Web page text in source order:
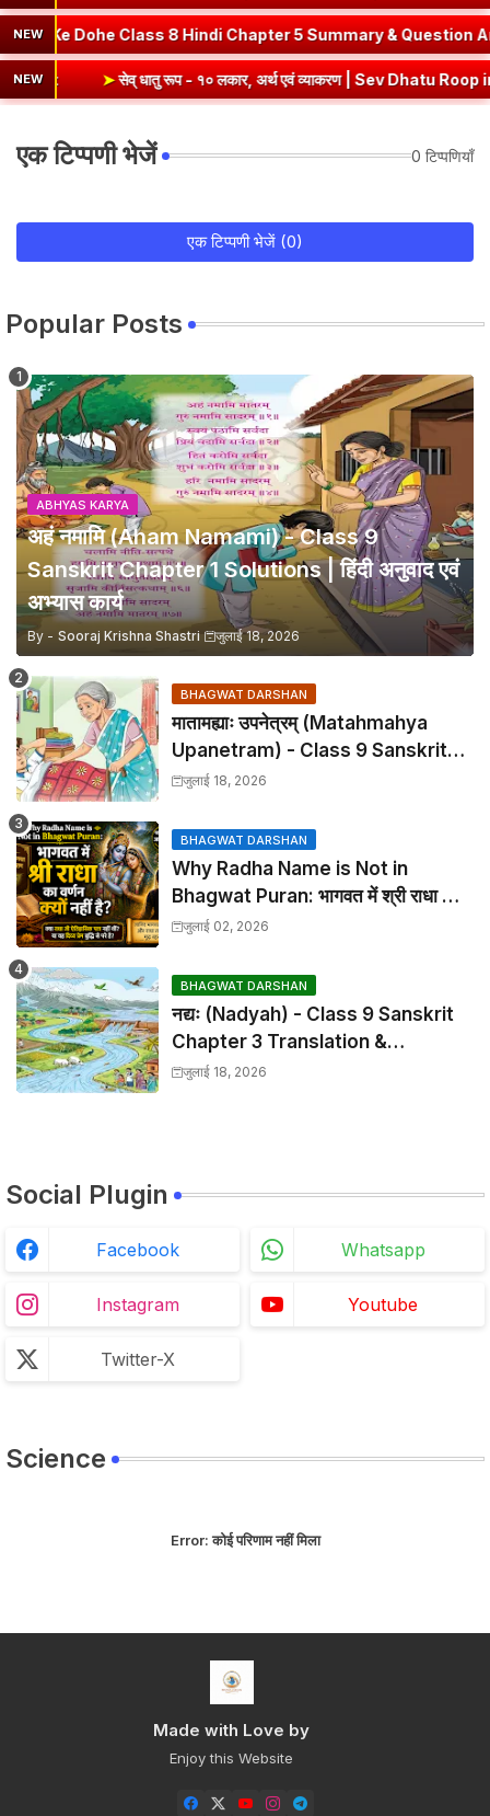
NEW ➤Kabir Ke Dohe Class 8 Hindi Chapter 5 Summary
NEW
➤सेव् धातु रूप - १० लकार, अर्थ एवं व्याकरण | Sev Dhatu Roop in Sanskrit
एक टिप्पणी भेजें 0 टिप्पणियाँ
एक टिप्पणी भेजें (0)
Popular Posts
ABHYAS KARYA
अहं नमामि (Aham Namami) - Class 9
Sanskrit Chapter 1 Solutions | हिंदी अनुवाद एवं
अभ्यास कार्य
By - Sooraj Krishna Shastri जुलाई 18, 2026
BHAGWAT DARSHAN
मातामह्याः उपनेत्रम् (Matahmahya
Upanetram) - Class 9 Sanskrit
Chapter 2 Translation &
जुलाई 18, 2026
BHAGWAT DARSHAN
Why Radha Name is Not in
Bhagwat Puran: भागवत में श्री राधा का
वर्णन क्यों नहीं है?
जुलाई 02, 2026
BHAGWAT DARSHAN
नद्यः (Nadyah) - Class 9 Sanskrit
Chapter 3 Translation &
Solutions
जुलाई 18, 2026
Social Plugin
Facebook Whatsapp
Instagram Youtube
Twitter-X
Science
Error:कोई परिणाम नहीं मिला
Made with Love by
Enjoy this Website